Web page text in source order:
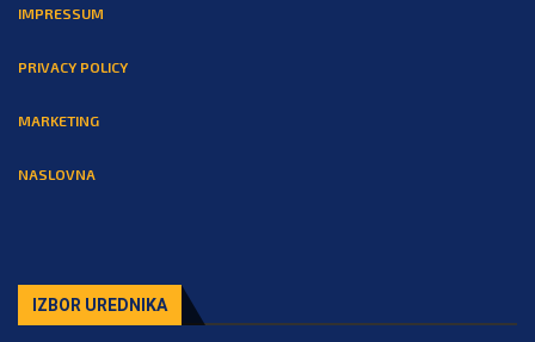
IMPRESSUM
PRIVACY POLICY
MARKETING
NASLOVNA
IZBOR UREDNIKA